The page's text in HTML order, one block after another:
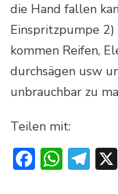
die Hand fallen
Einspritzpumpe
kommen Reifen,
durchsägen usw
unbrauchbar zu
Teilen mit:
Facebook